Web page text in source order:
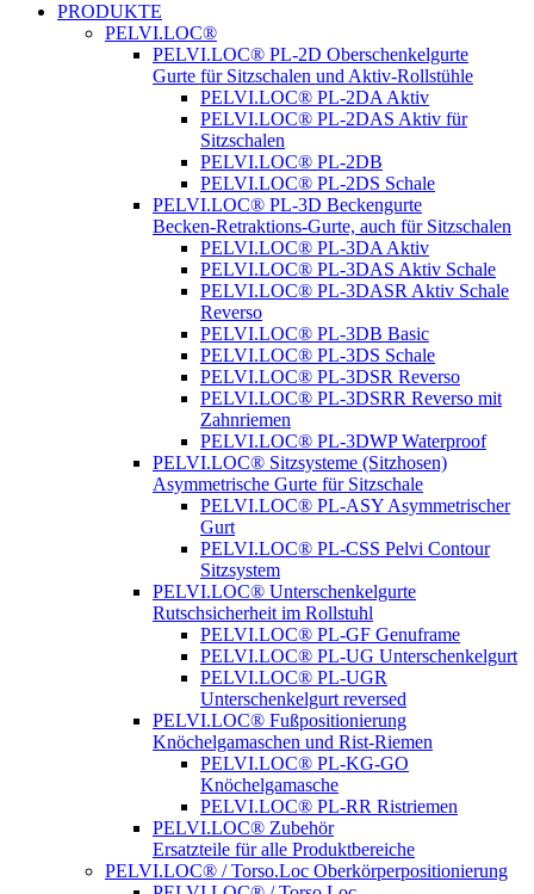
PRODUKTE
PELVI.LOC®
PELVI.LOC® PL-2D Oberschenkelgurte
Gurte für Sitzschalen und Aktiv-Rollstühle
PELVI.LOC® PL-2DA Aktiv
PELVI.LOC® PL-2DAS Aktiv für
Sitzschalen
PELVI.LOC® PL-2DB
PELVI.LOC® PL-2DS Schale
PELVI.LOC® PL-3D Beckengurte
Becken-Retraktions-Gurte, auch für Sitzschalen
PELVI.LOC® PL-3DA Aktiv
PELVI.LOC® PL-3DAS Aktiv Schale
PELVI.LOC® PL-3DASR Aktiv Schale
Reverso
PELVI.LOC® PL-3DB Basic
PELVI.LOC® PL-3DS Schale
PELVI.LOC® PL-3DSR Reverso
PELVI.LOC® PL-3DSRR Reverso mit
Zahnriemen
PELVI.LOC® PL-3DWP Waterproof
PELVI.LOC® Sitzsysteme (Sitzhosen)
Asymmetrische Gurte für Sitzschale
PELVI.LOC® PL-ASY Asymmetrischer
Gurt
PELVI.LOC® PL-CSS Pelvi Contour
Sitzsystem
PELVI.LOC® Unterschenkelgurte
Rutschsicherheit im Rollstuhl
PELVI.LOC® PL-GF Genuframe
PELVI.LOC® PL-UG Unterschenkelgurt
PELVI.LOC® PL-UGR
Unterschenkelgurt reversed
PELVI.LOC® Fußpositionierung
Knöchelgamaschen und Rist-Riemen
PELVI.LOC® PL-KG-GO
Knöchelgamasche
PELVI.LOC® PL-RR Ristriemen
PELVI.LOC® Zubehör
Ersatzteile für alle Produktbereiche
PELVI.LOC® / Torso.Loc Oberkörperpositionierung